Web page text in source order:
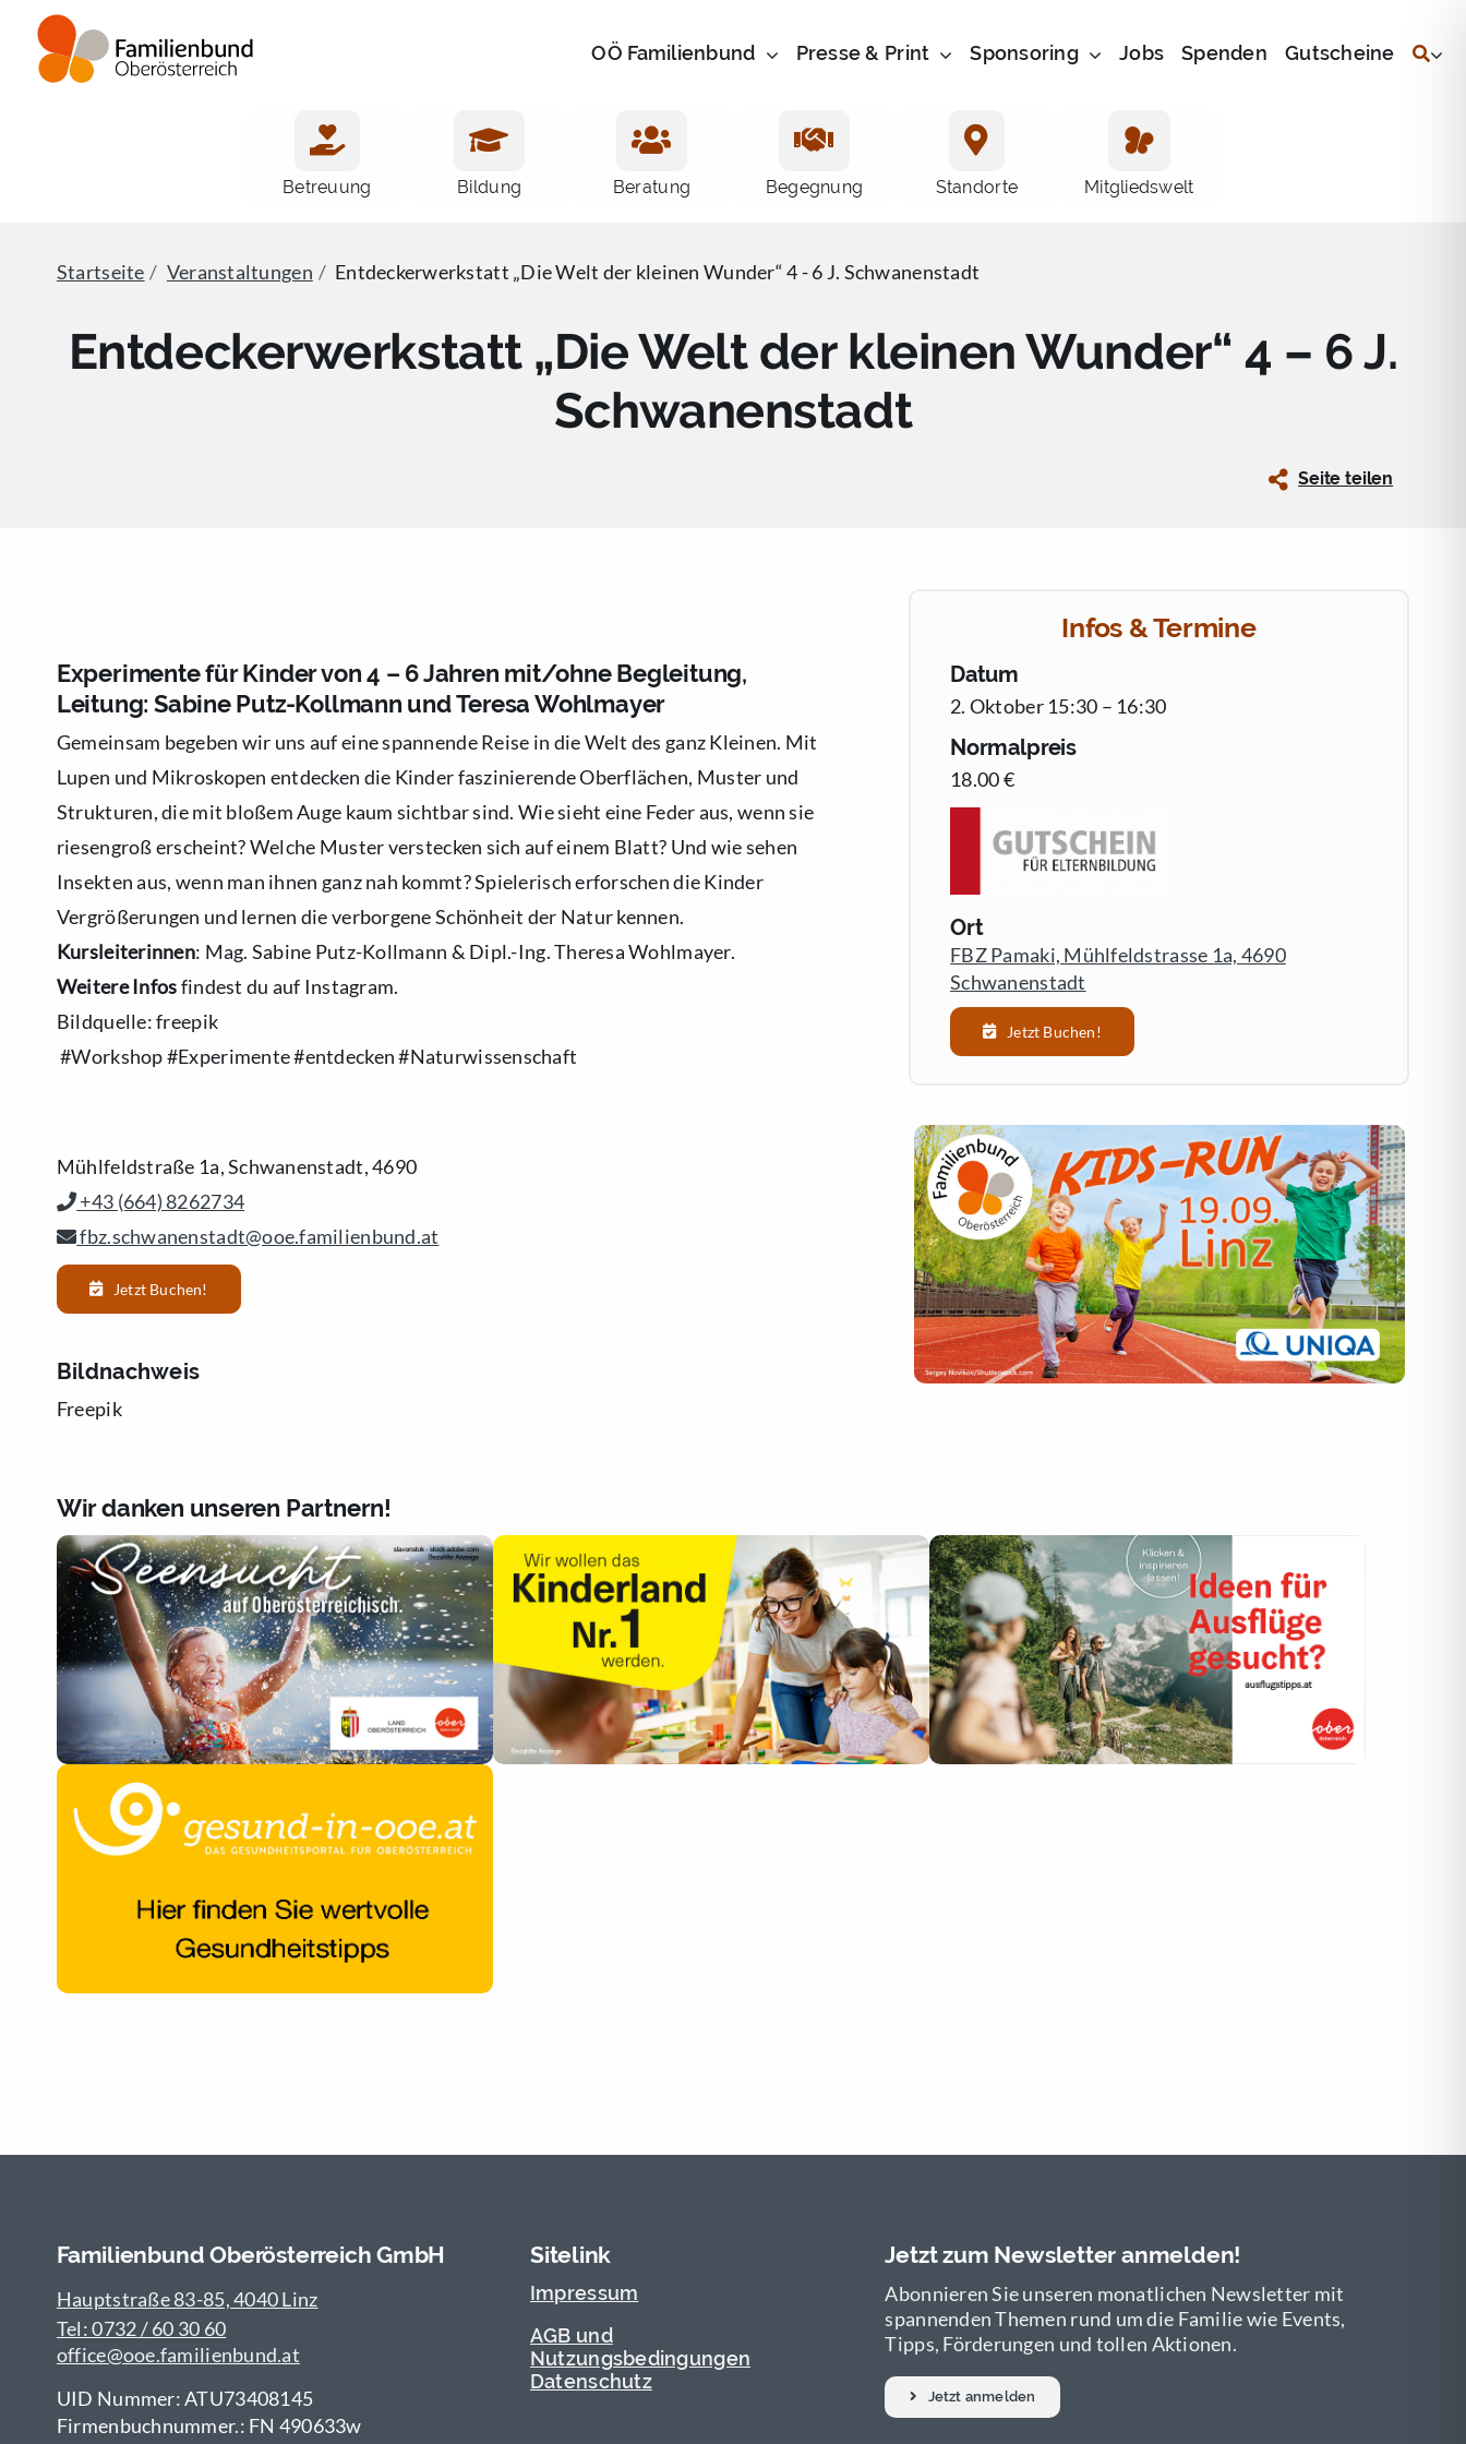
Inhalt
springen
OÖ Familienbund Presse & Print Sponsoring Jobs Spenden Gutscheine
Betreuung Bildung Beratung Begegnung Standorte Mitgliedswelt
Startseite Veranstaltungen Entdeckerwerkstatt „Die Welt der kleinen Wunder“ 4 - 6 J. Schwanenstadt
Entdeckerwerkstatt „Die Welt der kleinen Wunder“ 4 – 6 J.
Schwanenstadt
Seite teilen
Experimente für Kinder von 4 – 6 Jahren mit/ohne Begleitung,
Leitung: Sabine Putz-Kollmann und Teresa Wohlmayer
Gemeinsam begeben wir uns auf eine spannende Reise in die Welt des ganz Kleinen. Mit
Lupen und Mikroskopen entdecken die Kinder faszinierende Oberflächen, Muster und
Strukturen, die mit bloßem Auge kaum sichtbar sind. Wie sieht eine Feder aus, wenn sie
riesengroß erscheint? Welche Muster verstecken sich auf einem Blatt? Und wie sehen
Insekten aus, wenn man ihnen ganz nah kommt? Spielerisch erforschen die Kinder
Vergrößerungen und lernen die verborgene Schönheit der Natur kennen.
Kursleiterinnen: Mag. Sabine Putz-Kollmann & Dipl.-Ing. Theresa Wohlmayer.
Weitere Infosfindest du auf Instagram.
Bildquelle: freepik
#Workshop #Experimente #entdecken #Naturwissenschaft
Mühlfeldstraße 1a, Schwanenstadt, 4690
+43 (664) 8262734
fbz.schwanenstadt@ooe.familienbund.at
Jetzt Buchen!
Bildnachweis
Freepik
Infos & Termine
Datum
2. Oktober 15:30 – 16:30
Normalpreis
18.00 €
Ort
FBZ Pamaki, Mühlfeldstrasse 1a, 4690
Schwanenstadt
Jetzt Buchen!
Wir danken unseren Partnern!
Familienbund Oberösterreich GmbH
Hauptstraße 83-85, 4040 Linz
Tel: 0732 / 60 30 60
office@ooe.familienbund.at
UID Nummer: ATU73408145
Firmenbuchnummer.: FN 490633w
Sitelink
Impressum
AGB und
Nutzungsbedingungen
Datenschutz
Jetzt zum Newsletter anmelden!
Abonnieren Sie unseren monatlichen Newsletter mit
spannenden Themen rund um die Familie wie Events,
Tipps, Förderungen und tollen Aktionen.
Jetzt anmelden